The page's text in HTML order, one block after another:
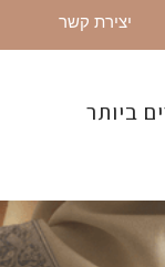
יצירת קשר
ביותר